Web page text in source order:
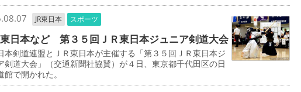
JR東日本 スポーツ
東日本など 第３５回ＪＲ東日本ジュニア剣道大会
本剣道連盟とＪＲ東日本が主催する「第３５回ＪＲ東日本ジ
剣道大会」（交通新聞社協賛）が４日、東京都千代田区の日
館で開かれた。